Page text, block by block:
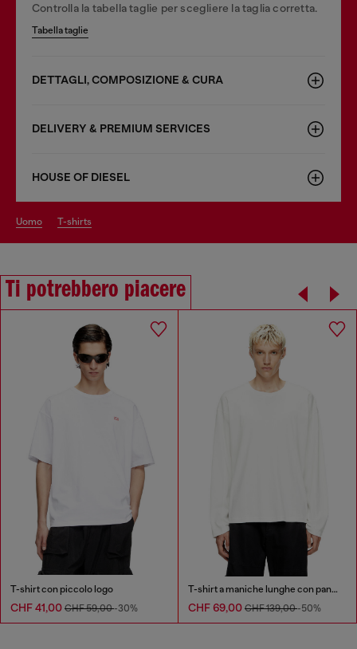
Controlla la tabella taglie per scegliere la taglia corretta.
Tabella taglie
DETTAGLI, COMPOSIZIONE & CURA
DELIVERY & PREMIUM SERVICES
HOUSE OF DIESEL
uomo t-shirts
Ti potrebbero piacere
T-shirt con piccolo logo
CHF 41,00 CHF 59,00-30%
T-shirt a maniche lunghe con pannelli a tinta unita
CHF 69,00 CHF 139,00-50%